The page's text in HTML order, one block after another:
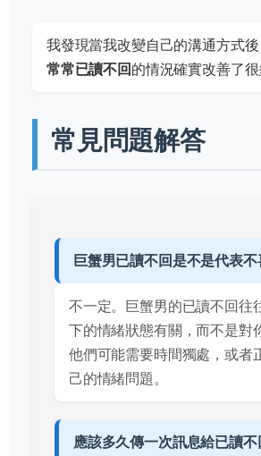
我發現當我改變自己的溝通方式
常常已讀不回 的情況確實改善了很
常見問題解答
巨蟹男已讀不回是不是代表不
不一定。巨蟹男的已讀不回往
下的情緒狀態有關，而不是對
他們可能需要時間獨處，或者
己的情緒問題。
應該多久傳一次訊息給已讀